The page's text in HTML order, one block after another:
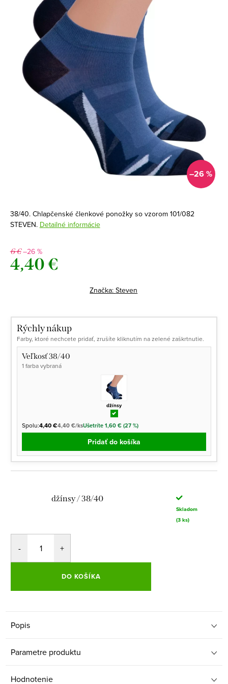
–26 %
38/40. Chlapčenské členkové ponožky so vzorom 101/082
STEVEN. Detailné informácie
6 €–26 %
4,40 €
Značka:Steven
Rýchly nákup
Farby, ktoré nechcete pridať, zrušíte kliknutím na zelené zaškrtnutie.
Veľkosť 38/40
1 farba vybraná
džínsy
Spolu:4,40 €4,40 €/ksUšetríte 1,60 € (27 %)
Pridať do košíka
džínsy / 38/40
Skladom
(3 ks)
DO KOŠÍKA
Popis
Parametre produktu
Hodnotenie